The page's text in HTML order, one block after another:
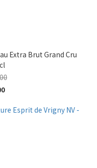
Extra Brut Grand Cru